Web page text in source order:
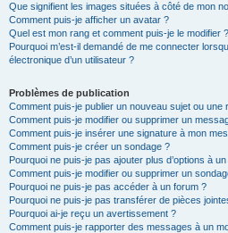
Que signifient les images situées à côté de mon
Comment puis-je afficher un avatar ?
Quel est mon rang et comment puis-je le modifier ?
Pourquoi m’est-il demandé de me connecter
électronique d’un utilisateur ?
Problèmes de publication
Comment puis-je publier un nouveau sujet ou une
Comment puis-je modifier ou supprimer un
Comment puis-je insérer une signature à mon
Comment puis-je créer un sondage ?
Pourquoi ne puis-je pas ajouter plus d’options à
Comment puis-je modifier ou supprimer un
Pourquoi ne puis-je pas accéder à un forum ?
Pourquoi ne puis-je pas transférer de pièces
Pourquoi ai-je reçu un avertissement ?
Comment puis-je rapporter des messages à un